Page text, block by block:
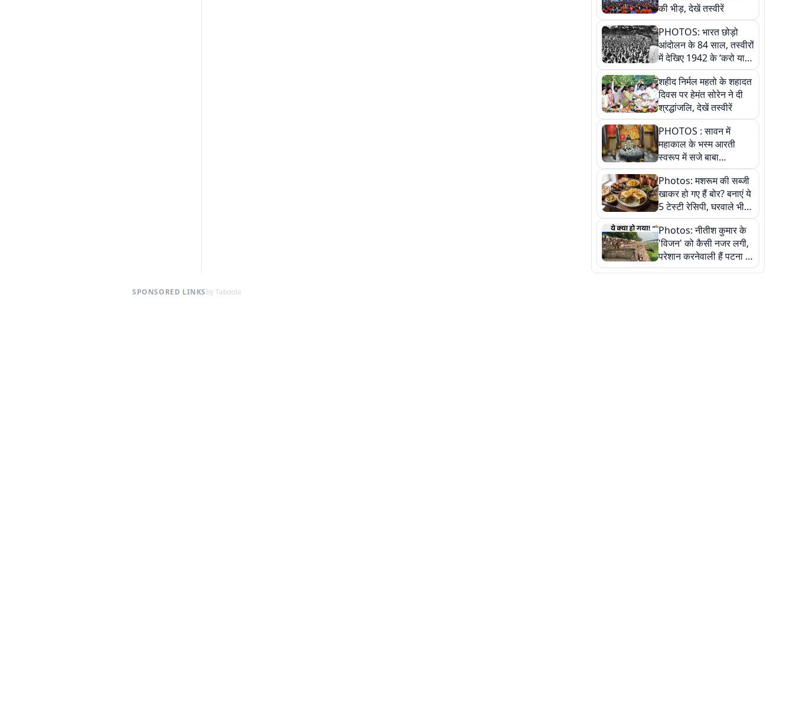
की भीड़, देखें तस्वीरें
PHOTOS: भारत छोड़ो
आंदोलन के 84 साल, तस्वीरों
में देखिए 1942 के ‘करो या
मरो’ आंदोलन की कहानी
शहीद निर्मल महतो के शहादत
दिवस पर हेमंत सोरेन ने दी
श्रद्धांजलि, देखें तस्वीरें
PHOTOS : सावन में
महाकाल के भस्म आरती
स्वरूप में सजे बाबा
औघड़दानी, तस्वीरों में करें
अद्भुत दर्शन
Photos: मशरूम की सब्जी
खाकर हो गए हैं बोर? बनाएं ये
5 टेस्टी रेसिपी, घरवाले भी
मांगेंगे बार-बार
Photos: नीतीश कुमार के
'विजन' को कैसी नजर लगी,
परेशान करनेवाली हैं पटना में
गंगा घाट की ये 11 तस्वीरें
SPONSORED LINKSby Taboola